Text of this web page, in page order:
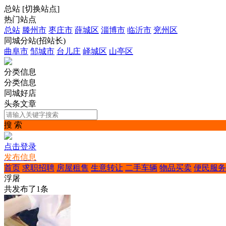
总站 [切换站点]
热门站点
总站 滕州市 枣庄市 薛城区 淄博市 临沂市 兖州区
同城分站(招站长)
曲阜市 邹城市 台儿庄 峄城区 山亭区
分类信息
分类信息
同城好店
头条文章
搜 索
点击登录
发布信息
首页 求职招聘 房屋租售 生意转让 二手车辆 物品买卖 便民服务
浮屠
共发布了1条